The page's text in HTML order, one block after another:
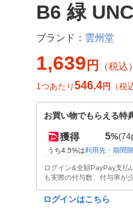
B6 緑
ブランド： 雲州堂
1,639 円 （税込）
1つあたり 546.4円 （税
お買い物でもらえる特
獲得 5%
うち4.5%は利用先・期間
ログイン&全額PayPay支払
も実際の付与数、付与率が
ログインはこちら